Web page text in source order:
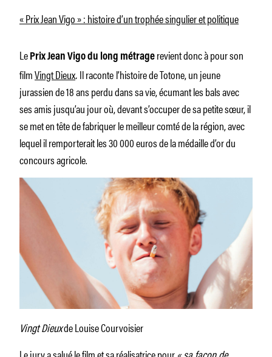
« Prix Jean Vigo » : histoire d’un trophée singulier et politique
Le Prix Jean Vigo du long métrage revient donc à pour son
filmVingt Dieux.Il racontel’histoire de Totone, un jeune
jurassien de 18 ans perdu dans sa vie, écumant les bals avec
ses amis jusqu’au jour où, devant s’occuper de sa petite sœur, il
se met en tête de fabriquer le meilleur comté de la région, avec
lequel il remporterait les 30 000 euros de la médaille d’or du
concours agricole.
Vingt Dieuxde Louise Courvoisier
Le jury a salué le film et sa réalisatrice pour« sa façon de